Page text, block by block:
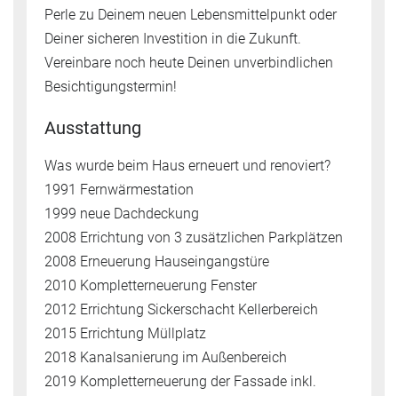
Perle zu Deinem neuen Lebensmittelpunkt oder
Deiner sicheren Investition in die Zukunft.
Vereinbare noch heute Deinen unverbindlichen
Besichtigungstermin!
Ausstattung
Was wurde beim Haus erneuert und renoviert?
1991 Fernwärmestation
1999 neue Dachdeckung
2008 Errichtung von 3 zusätzlichen Parkplätzen
2008 Erneuerung Hauseingangstüre
2010 Kompletterneuerung Fenster
2012 Errichtung Sickerschacht Kellerbereich
2015 Errichtung Müllplatz
2018 Kanalsanierung im Außenbereich
2019 Kompletterneuerung der Fassade inkl.